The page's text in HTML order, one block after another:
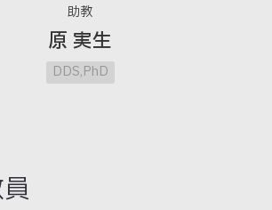
助教
原 実生
DDS,PhD